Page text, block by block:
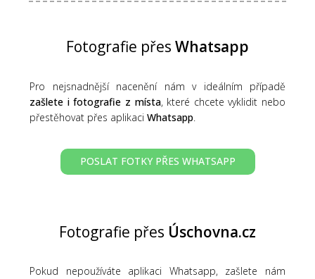
Fotografie přes Whatsapp
Pro nejsnadnější nacenění nám v ideálním případě
zašlete i fotografie z místa, které chcete vyklidit nebo
přestěhovat přes aplikaci Whatsapp
POSLAT FOTKY PŘES WHATSAPP
Fotografie přes Úschovna.cz
Pokud nepoužíváte aplikaci Whatsapp, zašlete nám